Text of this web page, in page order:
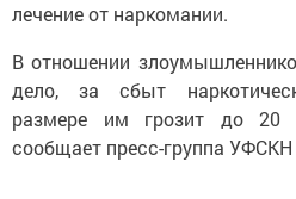
лечение от наркомании.
В отношении
дело, за сбыт
размере им грозит до 20
сообщает пресс-группа